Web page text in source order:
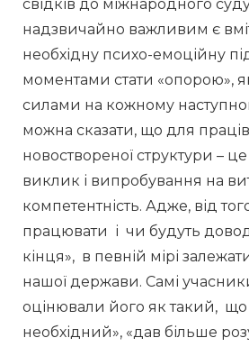
свідків до міжнародного
надзвичайно важливим є
необхідну психо-емоційну
моментами стати «опорою»,
силами на кожному
можна сказати, що для
новоствореної структури –
виклик і випробування на
компетентність. Адже, від
працювати  і  чи будуть
кінця»,  в певній мірі
нашої держави. Самі
оцінювали його як такий,
необхідний», «дав більше